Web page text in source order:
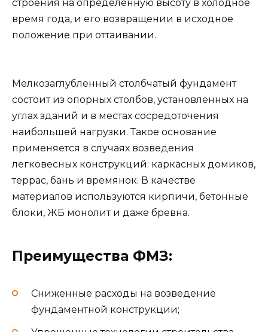
строения на определенную высоту в холодное
время года, и его возвращении в исходное
положение при оттаивании.
Мелкозаглубленный столбчатый фундамент
состоит из опорных столбов, установленных на
углах зданий и в местах сосредоточения
наибольшей нагрузки. Такое основание
применяется в случаях возведения
легковесных конструкций: каркасных домиков,
террас, бань и времянок. В качестве
материалов используются кирпичи, бетонные
блоки, ЖБ монолит и даже бревна.
Преимущества ФМЗ:
Сниженные расходы на возведение
фундаментной конструкции;